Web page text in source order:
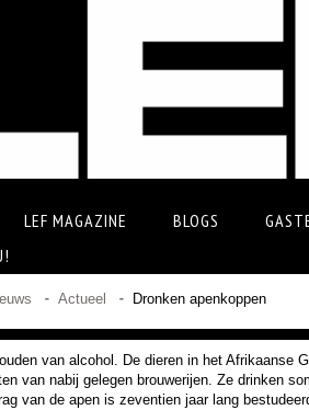
LEF MAGAZINE BLOGS
Actueel Dronken apenkoppen
van alcohol. De dieren in het Afrikaanse
van nabij gelegen brouwerijen. Ze drinken
van de apen is zeventien jaar lang